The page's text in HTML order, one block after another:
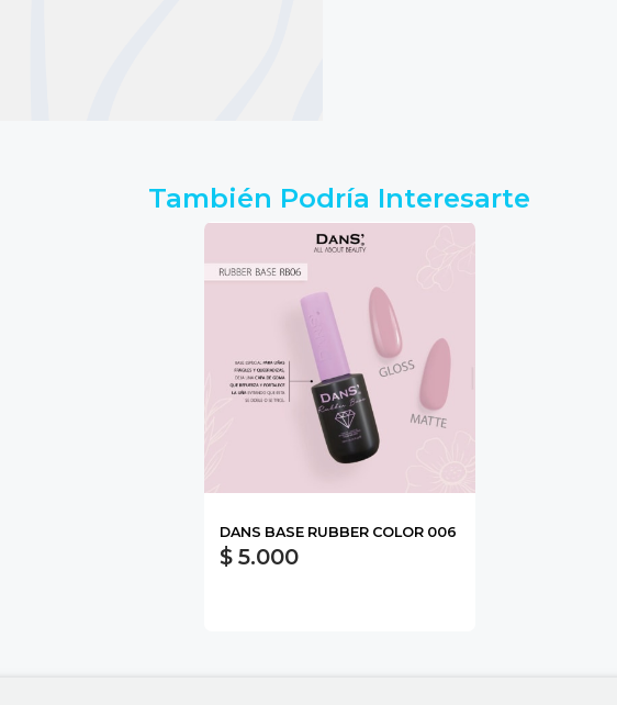
También Podría Interesarte
DANS BASE RUBBER COLOR 006
$ 5.000